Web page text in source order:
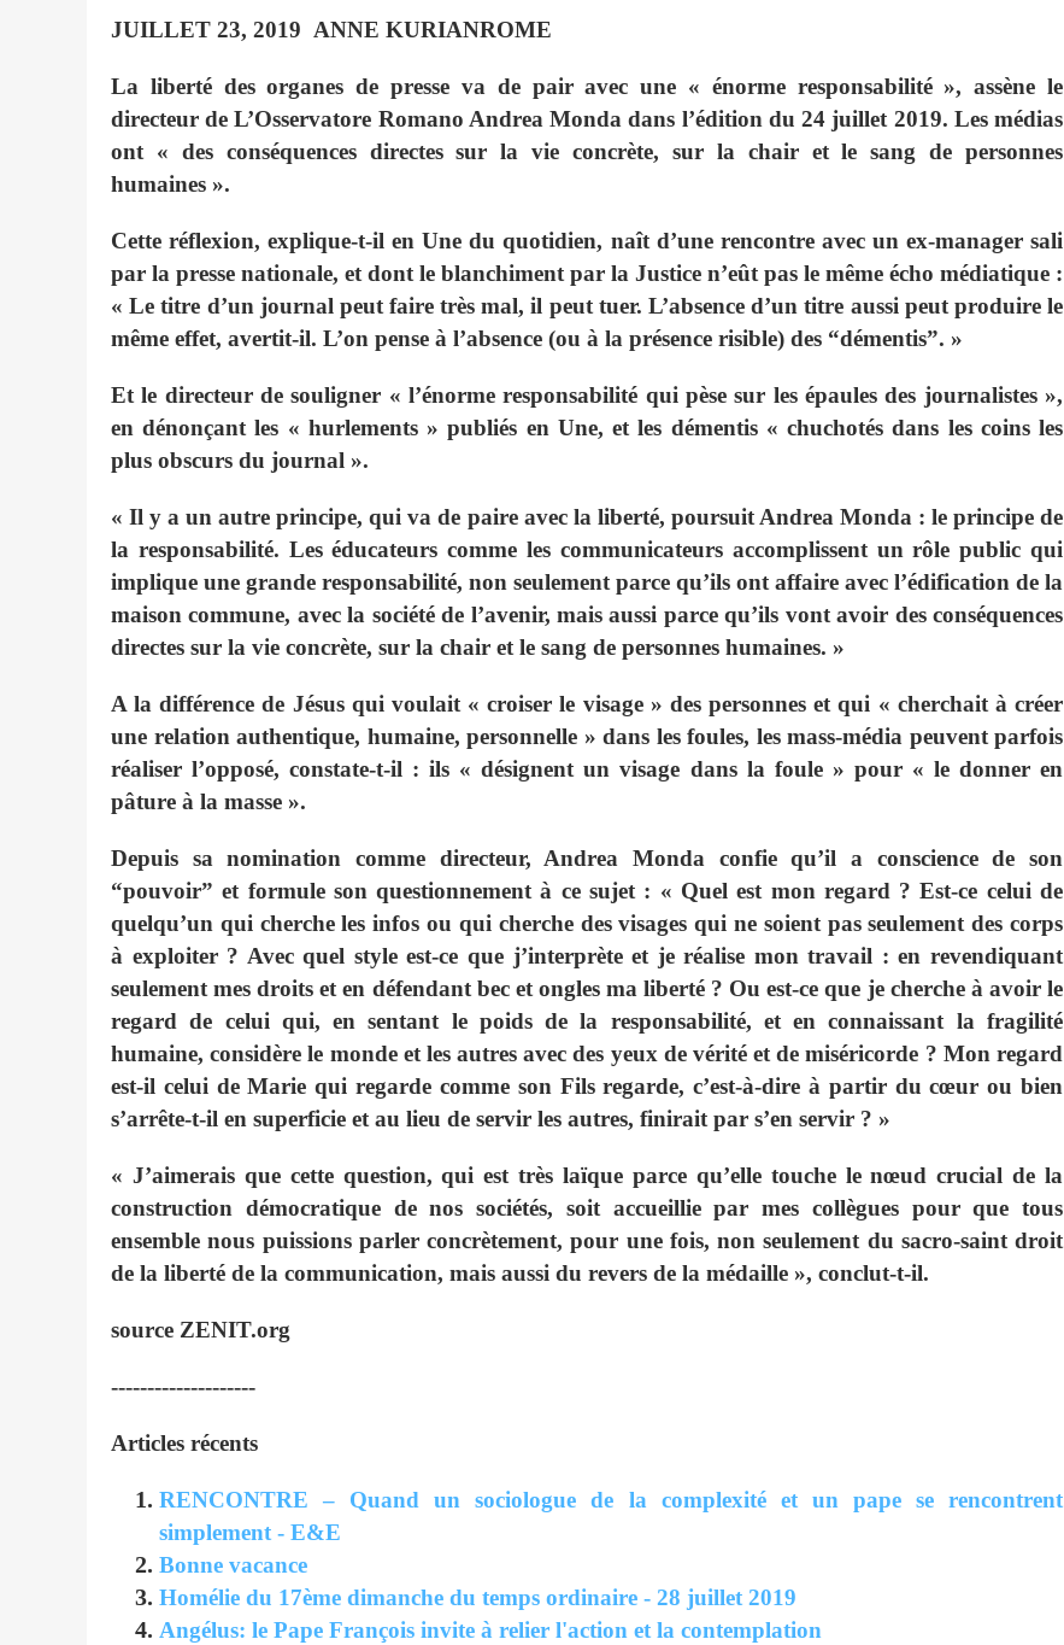
JUILLET 23, 2019 ANNE KURIANROME
La liberté des organes de presse va de pair avec une « énorme responsabilité », assène le
directeur de L’Osservatore Romano Andrea Monda dans l’édition du 24 juillet 2019. Les médias
ont « des conséquences directes sur la vie concrète, sur la chair et le sang de personnes
humaines ».
Cette réflexion, explique-t-il en Une du quotidien, naît d’une rencontre avec un ex-manager sali
par la presse nationale, et dont le blanchiment par la Justice n’eût pas le même écho médiatique :
« Le titre d’un journal peut faire très mal, il peut tuer. L’absence d’un titre aussi peut produire le
même effet, avertit-il. L’on pense à l’absence (ou à la présence risible) des “démentis”. »
Et le directeur de souligner « l’énorme responsabilité qui pèse sur les épaules des journalistes »,
en dénonçant les « hurlements » publiés en Une, et les démentis « chuchotés dans les coins les
plus obscurs du journal ».
« Il y a un autre principe, qui va de paire avec la liberté, poursuit Andrea Monda : le principe de
la responsabilité. Les éducateurs comme les communicateurs accomplissent un rôle public qui
implique une grande responsabilité, non seulement parce qu’ils ont affaire avec l’édification de la
maison commune, avec la société de l’avenir, mais aussi parce qu’ils vont avoir des conséquences
directes sur la vie concrète, sur la chair et le sang de personnes humaines. »
A la différence de Jésus qui voulait « croiser le visage » des personnes et qui « cherchait à créer
une relation authentique, humaine, personnelle » dans les foules, les mass-média peuvent parfois
réaliser l’opposé, constate-t-il : ils « désignent un visage dans la foule » pour « le donner en
pâture à la masse ».
Depuis sa nomination comme directeur, Andrea Monda confie qu’il a conscience de son
“pouvoir” et formule son questionnement à ce sujet : « Quel est mon regard ? Est-ce celui de
quelqu’un qui cherche les infos ou qui cherche des visages qui ne soient pas seulement des corps
à exploiter ? Avec quel style est-ce que j’interprète et je réalise mon travail : en revendiquant
seulement mes droits et en défendant bec et ongles ma liberté ? Ou est-ce que je cherche à avoir le
regard de celui qui, en sentant le poids de la responsabilité, et en connaissant la fragilité
humaine, considère le monde et les autres avec des yeux de vérité et de miséricorde ? Mon regard
est-il celui de Marie qui regarde comme son Fils regarde, c’est-à-dire à partir du cœur ou bien
s’arrête-t-il en superficie et au lieu de servir les autres, finirait par s’en servir ? »
« J’aimerais que cette question, qui est très laïque parce qu’elle touche le nœud crucial de la
construction démocratique de nos sociétés, soit accueillie par mes collègues pour que tous
ensemble nous puissions parler concrètement, pour une fois, non seulement du sacro-saint droit
de la liberté de la communication, mais aussi du revers de la médaille », conclut-t-il.
source ZENIT.org
--------------------
Articles récents
RENCONTRE – Quand un sociologue de la complexité et un pape se rencontrent
simplement - E&E
Bonne vacance
Homélie du 17ème dimanche du temps ordinaire - 28 juillet 2019
Angélus: le Pape François invite à relier l'action et la contemplation